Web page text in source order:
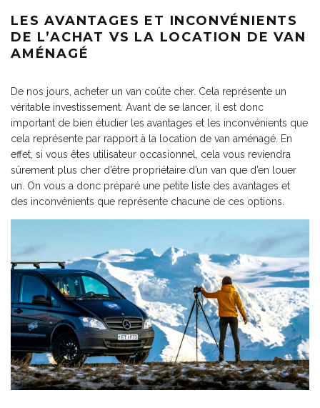
LES AVANTAGES ET INCONVÉNIENTS
DE L’ACHAT VS LA LOCATION DE VAN
AMÉNAGÉ
De nos jours, acheter un van coûte cher. Cela représente un
véritable investissement. Avant de se lancer, il est donc
important de bien étudier les avantages et les inconvénients que
cela représente par rapport à la location de van aménagé. En
effet, si vous êtes utilisateur occasionnel, cela vous reviendra
sûrement plus cher d’être propriétaire d’un van que d’en louer
un. On vous a donc préparé une petite liste des avantages et
des inconvénients que représente chacune de ces options.